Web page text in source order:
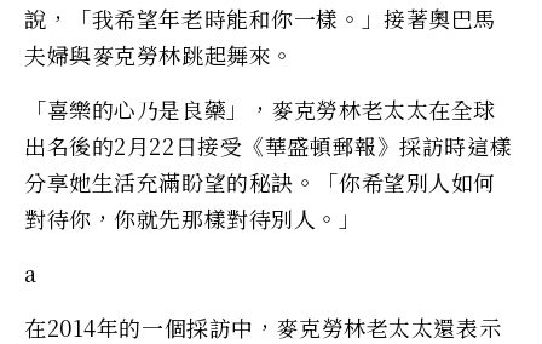
說，「我希望年老時能和你一樣。」接著奧巴馬
夫婦與麥克勞林跳起舞來。
「喜樂的心乃是良藥」，麥克勞林老太太在全球
出名後的2月22日接受《華盛頓郵報》採訪時這樣
分享她生活充滿盼望的秘訣。「你希望別人如何
對待你，你就先那樣對待別人。」
a
在2014年的一個採訪中，麥克勞林老太太還表示